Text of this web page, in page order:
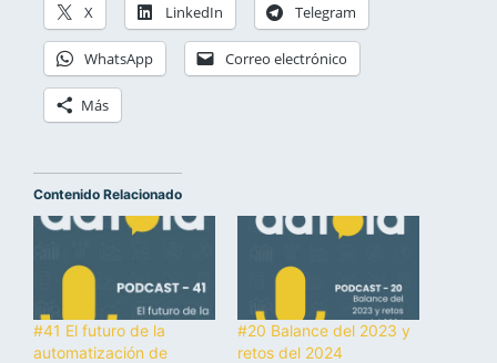
X LinkedIn Telegram
WhatsApp Correo electrónico
Más
Contenido Relacionado
#41 El futuro de la
automatización de
#20 Balance del 2023 y
retos del 2024